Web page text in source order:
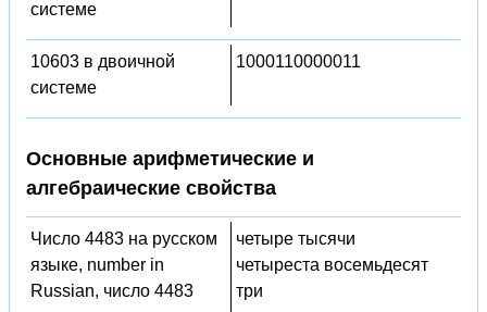
системе
10603 в двоичной
системе
1000110000011
Основные арифметические и
алгебраические свойства
Число 4483 на русском
языке, number in
Russian, число 4483
четыре тысячи
четыреста восемьдесят
три